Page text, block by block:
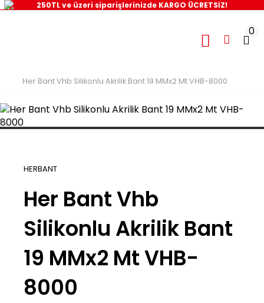
250TL ve üzeri siparişlerinizde KARGO ÜCRETSİZ!
0
Her Bant Vhb Silikonlu Akrilik Bant 19 MMx2 Mt VHB-8000
HERBANT
Her Bant Vhb
Silikonlu Akrilik Bant
19 MMx2 Mt VHB-
8000